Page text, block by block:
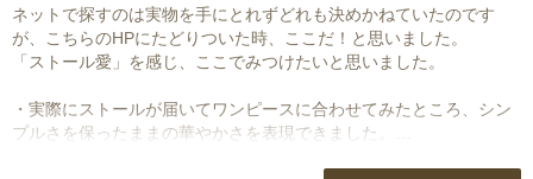
ネットで探すのは実物を手にとれずどれも決めかねていたのです
が、こちらのHPにたどりついた時、ここだ！と思いました。
「ストール愛」を感じ、ここでみつけたいと思いました。
・実際にストールが届いてワンピースに合わせてみたところ、シン
プルさを保ったままの華やかさを表現できました。